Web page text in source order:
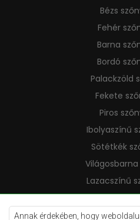
Annak érdekében, hogy
Bézs
Fehér
Barna
Bordó
Palackzöld
Fekete
Piros
Ibolyaszínű
Sötétkék
Lazacszínű
Krémszínű
Lila